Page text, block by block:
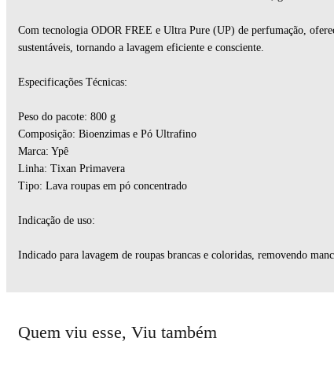
Com tecnologia ODOR FREE e Ultra Pure (UP) de perfumação,
sustentáveis, tornando a lavagem eficiente e consciente.
Especificações Técnicas:
Peso do pacote: 800 g
Composição: Bioenzimas e Pó Ultrafino
Marca: Ypê
Linha: Tixan Primavera
Tipo: Lava roupas em pó concentrado
Indicação de uso:
Indicado para lavagem de roupas brancas e coloridas, removendo
Quem viu esse, Viu também